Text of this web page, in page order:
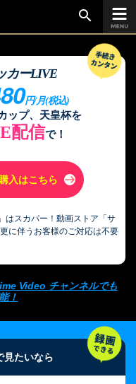
chevron_right
ーグ
ァンカップ
杯
宮杯
チャンピオンズリーグ
カンファレンスリーグ
／
送スケジュール
他の試合・おすすめ番組
search
カーLIVE
円/月(税込)
ップ、天皇杯を
配信で！
入はこちら
はスカパー！動画ストア「サ
に伴うお客様のご対応は不要
Video チャンネルでも
！
見たいなら